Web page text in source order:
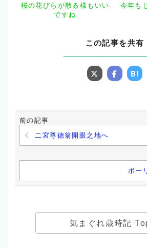
桜の花びらが散る様もいい
ですね
今年も
この記事を共有
B!
前の記事
二宮尊徳翁開眼之地へ
ボー
気まぐれ歳時記